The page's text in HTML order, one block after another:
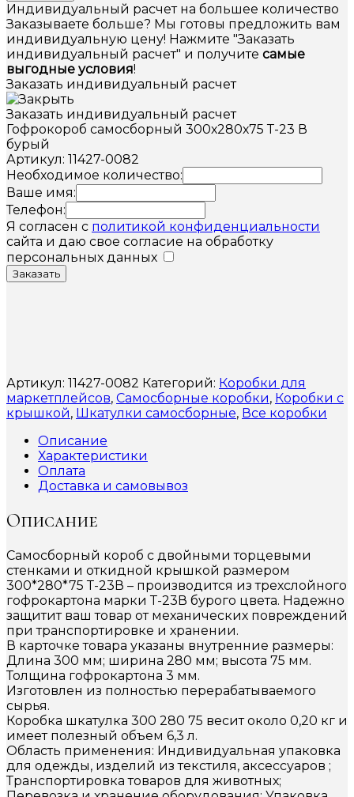
Индивидуальный расчет на большее количество
Заказываете больше? Мы готовы предложить вам
индивидуальную цену! Нажмите "Заказать
индивидуальный расчет" и получите самые
выгодные условия!
Заказать индивидуальный расчет
Заказать индивидуальный расчет
Гофрокороб самосборный 300х280х75 Т-23 В
бурый
Артикул: 11427-0082
Необходимое количество:
Ваше имя:
Телефон:
Я согласен с политикой конфиденциальности
сайта и даю свое согласие на обработку
персональных данных
Заказать
Артикул: 11427-0082 Категорий: Коробки для
маркетплейсов, Самосборные коробки, Коробки с
крышкой, Шкатулки самосборные, Все коробки
Описание
Характеристики
Оплата
Доставка и самовывоз
Описание
Самосборный короб с двойными торцевыми
стенками и откидной крышкой размером
300*280*75 Т-23В – производится из трехслойного
гофрокартона марки Т-23В бурого цвета. Надежно
защитит ваш товар от механических повреждений
при транспортировке и хранении.
В карточке товара указаны внутренние размеры:
Длина 300 мм; ширина 280 мм; высота 75 мм.
Толщина гофрокартона 3 мм.
Изготовлен из полностью перерабатываемого
сырья.
Коробка шкатулка 300 280 75 весит около 0,20 кг и
имеет полезный объем 6,3 л.
Область применения: Индивидуальная упаковка
для одежды, изделий из текстиля, аксессуаров ;
Транспортировка товаров для животных;